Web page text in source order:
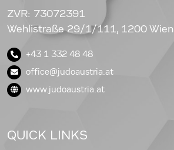
ZVR: 73072391
Wehlistraße 29/1/111, 1200 Wien
+43 1 332 48 48
office@judoaustria.at
www.judoaustria.at
QUICK LINKS